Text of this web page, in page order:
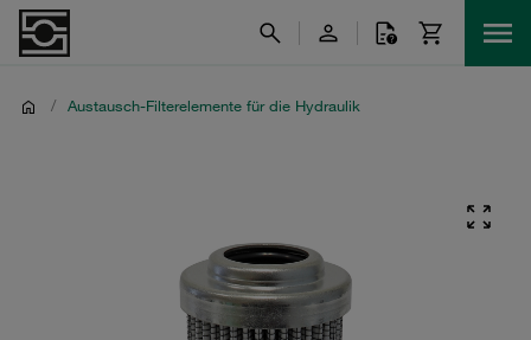
/ Austausch-Filterelemente für die Hydraulik